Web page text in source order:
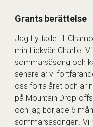
Grants berättelse
Jag flyttade till
min flickvän Charlie.
sommarsäsong och
senare är vi
oss förra året och är
på Mountain Drop-
och jag började 6
sommarsäsongen. Vi